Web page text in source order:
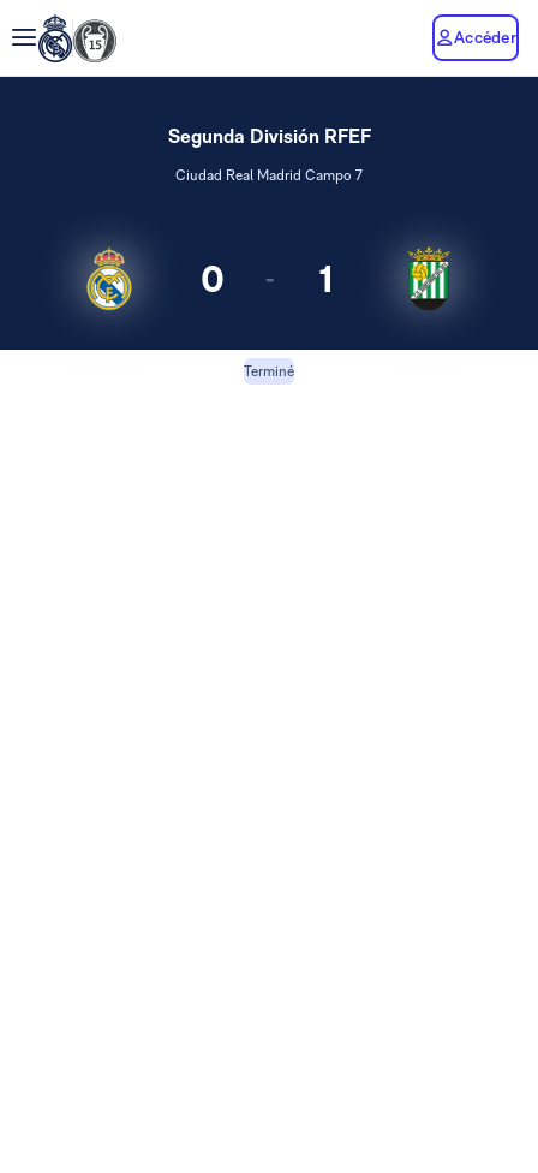
Accéder
Segunda División RFEF
Ciudad Real Madrid Campo 7
0 - 1
Terminé